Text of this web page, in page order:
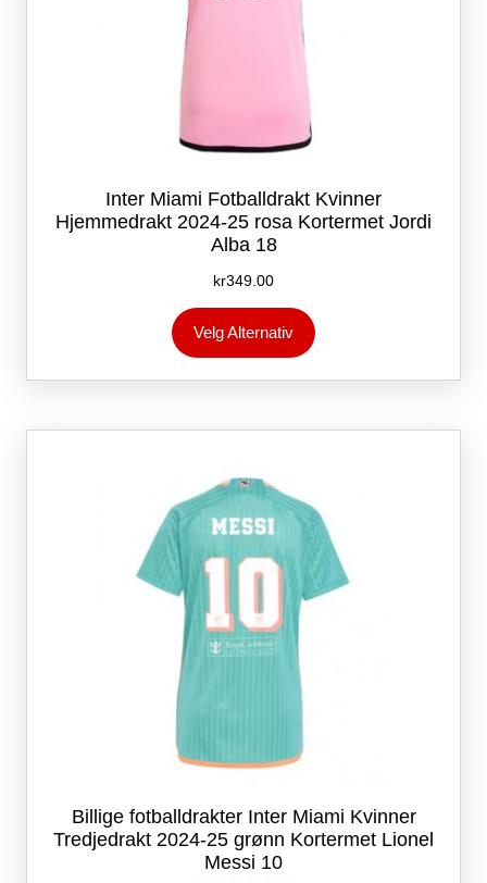
Inter Miami Fotballdrakt Kvinner
Hjemmedrakt 2024-25 rosa Kortermet Jordi
Alba 18
kr349.00
Velg Alternativ
produktet
flere
Alternativene
på
produktsiden
Billige fotballdrakter Inter Miami Kvinner
Tredjedrakt 2024-25 grønn Kortermet Lionel
Messi 10